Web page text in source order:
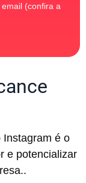
(confira a
Instagram é o
e potencializar